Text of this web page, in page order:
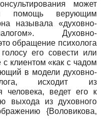
может
помощь верующим
называла «духовно-
Духовно-
обращение психолога
его совести или
клиентом «как с чадом
в модели духовно-
исходит из
человека, ведет его к
выхода из духовного
{Воловикова,